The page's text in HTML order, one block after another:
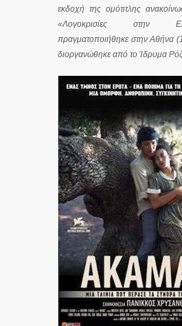
εκδοχή της ομότιτλης
«Λογοκρισίες στην
πραγματοποιήθηκε στην Αθήνα
διοργανώθηκε από το Ίδρυμα